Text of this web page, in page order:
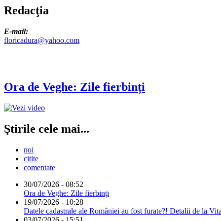
Redacţia
E-mail:
floricadura@yahoo.com
Ora de Veghe: Zile fierbinți
Ştirile cele mai...
noi
citite
comentate
30/07/2026 - 08:52
Ora de Veghe: Zile fierbinți
19/07/2026 - 10:28
Datele cadastrale ale României au fost furate?! Detalii de la